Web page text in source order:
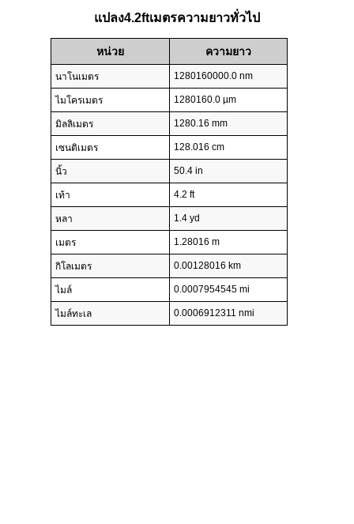
แปลง4.2ftเมตรความยาวทั่วไป
หน่วย ความยาว
นาโนเมตร 1280160000.0 nm
ไมโครเมตร 1280160.0 µm
มิลลิเมตร 1280.16 mm
เซนติเมตร 128.016 cm
นิ้ว 50.4 in
เท้า 4.2 ft
หลา 1.4 yd
เมตร 1.28016 m
กิโลเมตร 0.00128016 km
ไมล์ 0.0007954545 mi
ไมล์ทะเล 0.0006912311 nmi